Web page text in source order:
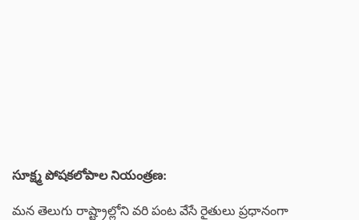
సూక్ష్మ పోషకలోపాల నియంత్రణ:
మన తెలుగు రాష్ట్రాల్లోని వరి పంట వేసే రైతులు ప్రధానంగా